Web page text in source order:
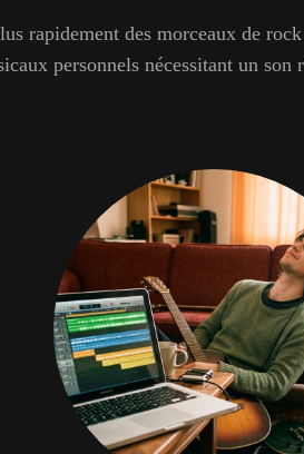
rapidement des morceaux de
personnels nécessitant un son